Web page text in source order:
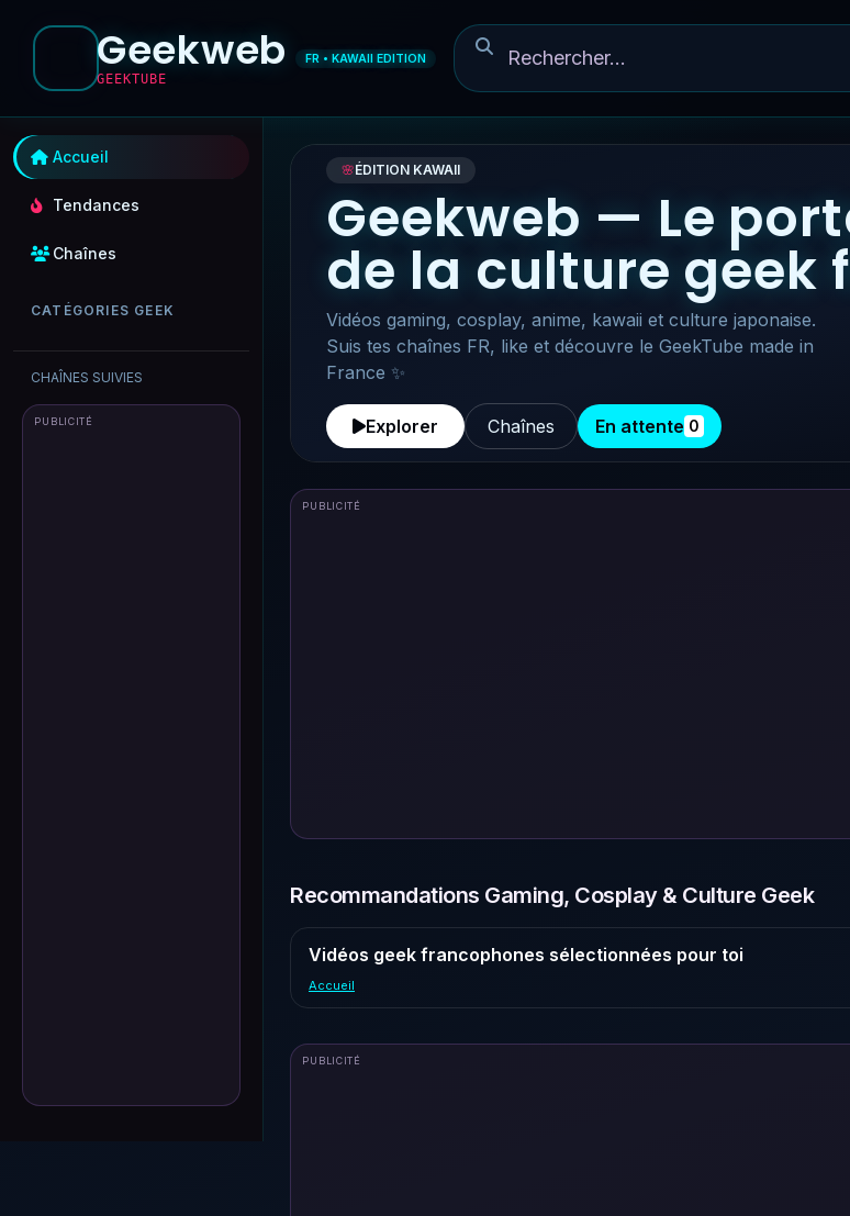
Geekweb
GEEKTUBE
FR • KAWAII EDITION
Accueil
Tendances
Chaînes
CATÉGORIES GEEK
CHAÎNES SUIVIES
PUBLICITÉ
🌸ÉDITION KAWAII
Geekweb — Le
de la culture geek
Vidéos gaming, cosplay, anime, kawaii et culture japonaise.
Suis tes chaînes FR, like et découvre le GeekTube made in
France ✨
Explorer Chaînes En attente 0
PUBLICITÉ
Recommandations Gaming, Cosplay & Culture Geek
Vidéos geek francophones sélectionnées pour toi
Accueil
PUBLICITÉ